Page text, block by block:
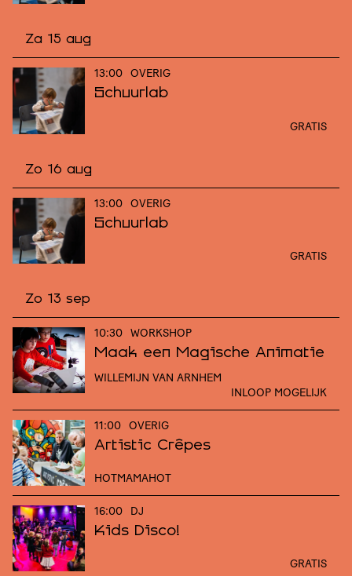
Za 15 aug
13:00 OVERIG
Schuurlab
GRATIS
Zo 16 aug
13:00 OVERIG
Schuurlab
GRATIS
Zo 13 sep
10:30 WORKSHOP
Maak een Magische Animatie
WILLEMIJN VAN ARNHEM
INLOOP MOGELIJK
11:00 OVERIG
Artistic Crêpes
HOTMAMAHOT
16:00 DJ
Kids Disco!
GRATIS